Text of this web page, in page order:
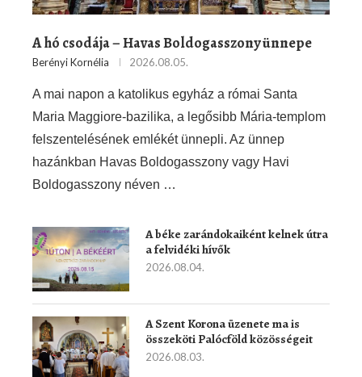
A hó csodája – Havas Boldogasszony ünnepe
Berényi Kornélia 2026.08.05.
A mai napon a katolikus egyház a római Santa
Maria Maggiore-bazilika, a legősibb Mária-templom
felszentelésének emlékét ünnepli. Az ünnep
hazánkban Havas Boldogasszony vagy Havi
Boldogasszony néven …
A béke zarándokaiként kelnek útra
a felvidéki hívők
2026.08.04.
A Szent Korona üzenete ma is
összeköti Palócföld közösségeit
2026.08.03.